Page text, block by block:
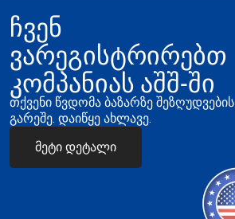
ჩვენ
ვარეგისტრირებთ
კომპანიას აშშ-ში
თქვენი წვდომა ბაზარზე შეზღუდვების
გარეშე. დაიწყე ახლავე.
მეტი დეტალი